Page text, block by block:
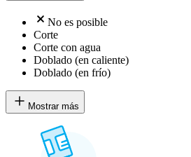
No es posible
Corte
Corte con agua
Doblado (en caliente)
Doblado (en frío)
Mostrar más